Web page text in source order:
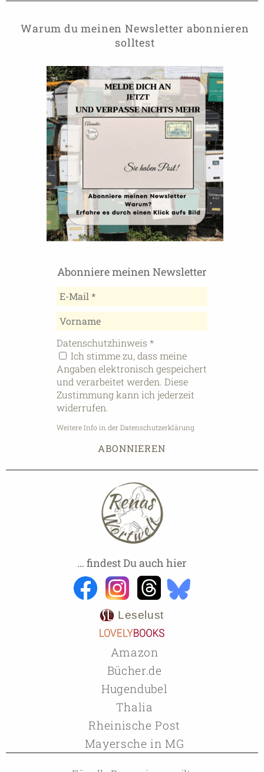
Warum du meinen Newsletter abonnieren
solltest
Abonniere meinen Newsletter
Datenschutzhinweis *
Ich stimme zu, dass meine
Angaben elektronisch gespeichert
und verarbeitet werden. Diese
Zustimmung kann ich jederzeit
widerrufen.
Weitere Info in der Datenschutzerklärung
… findest Du auch hier
Leselust
Amazon
Bücher.de
Hugendubel
Thalia
Rheinische Post
Mayersche in MG